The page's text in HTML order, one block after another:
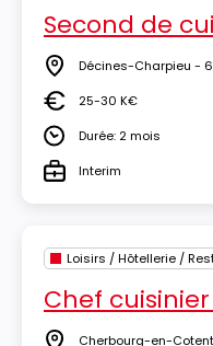
Second de
Lieu Décines-Charpieu -
Salaire25-30 K€
DuréeDurée: 2 mois
TypeInterim
Chef cuisinier
Cherbourg-en-